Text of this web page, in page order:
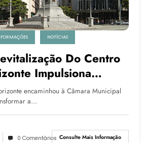
NOTÍCIAS
Do Centro
Impulsiona
Comércio E Da
encaminhou à Câmara Municipal
a…
0 Comentários Consulte Mais Informação